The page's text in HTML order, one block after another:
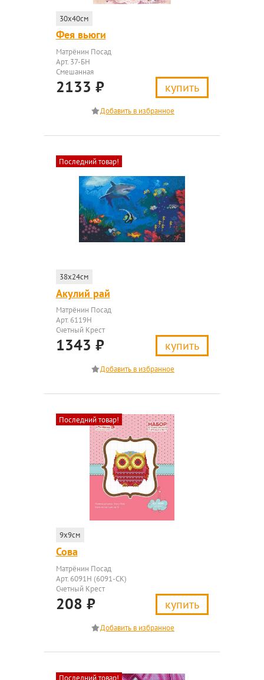
30x40см
Фея вьюги
Матрёнин Посад
Арт. 37-БН
Смешанная
2133 ₽ купить
Последний товар!
38x24см
Акулий рай
Матрёнин Посад
Арт. 6119Н
Счетный Крест
1343 ₽ купить
Последний товар!
9x9см
Сова
Матрёнин Посад
Арт. 6091Н (6091-СК)
Счетный Крест
208 ₽ купить
Последний товар!